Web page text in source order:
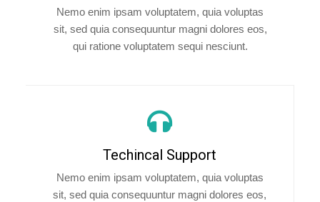
Nemo enim ipsam voluptatem, quia voluptas
sit, sed quia consequuntur magni dolores eos,
qui ratione voluptatem sequi nesciunt.
Techincal Support
Nemo enim ipsam voluptatem, quia voluptas
sit, sed quia consequuntur magni dolores eos,